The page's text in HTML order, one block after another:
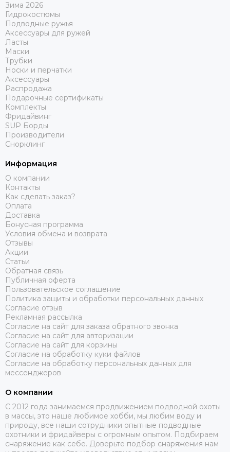
Зима 2026
Гидрокостюмы
Подводные ружья
Аксессуары для ружей
Ласты
Маски
Трубки
Носки и перчатки
Аксессуары
Распродажа
Подарочные сертификаты
Комплекты
Фридайвинг
SUP Борды
Производители
Снорклинг
Информация
О компании
Контакты
Как сделать заказ?
Оплата
Доставка
Бонусная программа
Условия обмена и возврата
Отзывы
Акции
Статьи
Обратная связь
Публичная оферта
Пользовательское соглашение
Политика защиты и обработки персональных данных
Согласие отзыв
Рекламная рассылка
Согласие на сайт для заказа обратного звонка
Согласие на сайт для авторизации
Согласие на сайт для корзины
Согласие на обработку куки файлов
Согласие на обработку персональных данных для
мессенджеров
О компании
C 2012 года занимаемся продвижением подводной охоты
в массы, это наше любимое хобби, мы любим воду и
природу, все наши сотрудники опытные подводные
охотники и фридайверы с огромным опытом. Подбираем
снаряжение как себе. Доверьте подбор снаряжения нам